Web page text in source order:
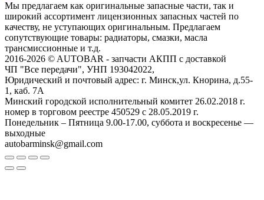
Мы предлагаем как оригинальные запасные части, так и
широкий ассортимент лицензионных запасных частей по
качеству, не уступающих оригинальным. Предлагаем
сопутствующие товары: радиаторы, смазки, масла
трансмиссионные и т.д.
2016-2026 © AUTOBAR - запчасти АКПП с доставкой
ЧП "Все передачи", УНП 193042022,
Юридический и почтовый адрес: г. Минск,ул. Кнорина, д.55-
1, каб. 7А
Минский городской исполнительный комитет 26.02.2018 г.
номер в торговом реестре 450529 с 28.05.2019 г.
Понедельник – Пятница 9.00-17.00, суббота и воскресенье —
выходные
autobarminsk@gmail.com